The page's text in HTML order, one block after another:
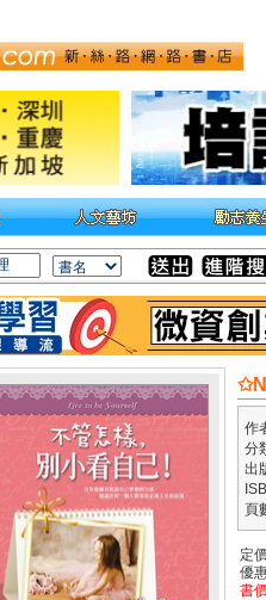
作
分
出
頁
定
優
書